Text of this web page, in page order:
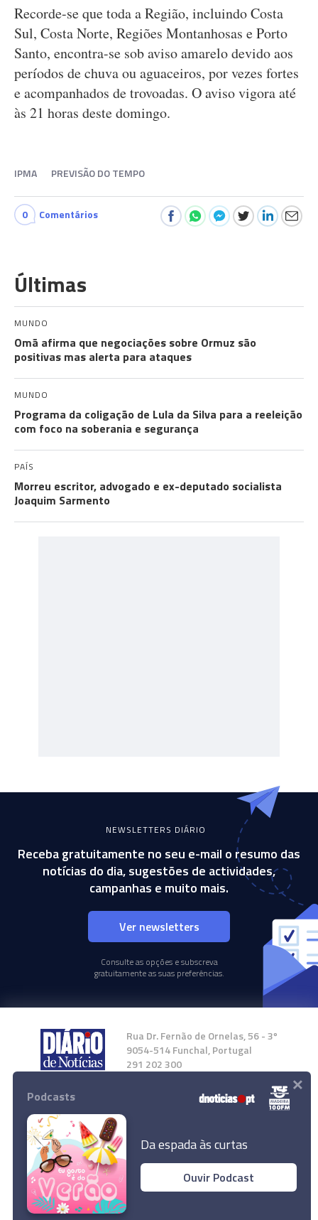
Recorde-se que toda a Região, incluindo Costa
Sul, Costa Norte, Regiões Montanhosas e Porto
Santo, encontra-se sob aviso amarelo devido aos
períodos de chuva ou aguaceiros, por vezes fortes
e acompanhados de trovoadas. O aviso vigora até
às 21 horas deste domingo.
IPMA PREVISÃO DO TEMPO
0 Comentários
Últimas
MUNDO
Omã afirma que negociações sobre Ormuz são
positivas mas alerta para ataques
MUNDO
Programa da coligação de Lula da Silva para a reeleição
com foco na soberania e segurança
PAÍS
Morreu escritor, advogado e ex-deputado socialista
Joaquim Sarmento
NEWSLETTERS DIÁRIO
Receba gratuitamente no seu e-mail o resumo das
notícias do dia, sugestões de actividades,
campanhas e muito mais.
Ver newsletters
Consulte as opções e subscreva
gratuitamente as suas preferências.
Rua Dr. Fernão de Ornelas, 56 - 3º
9054-514 Funchal, Portugal
291 202 300
Instale a nossa App
© 2024 Empresa Diário de Notícias, Lda.
Todos os direitos reservados.
Podcasts
Da espada às curtas
Ouvir Podcast
×